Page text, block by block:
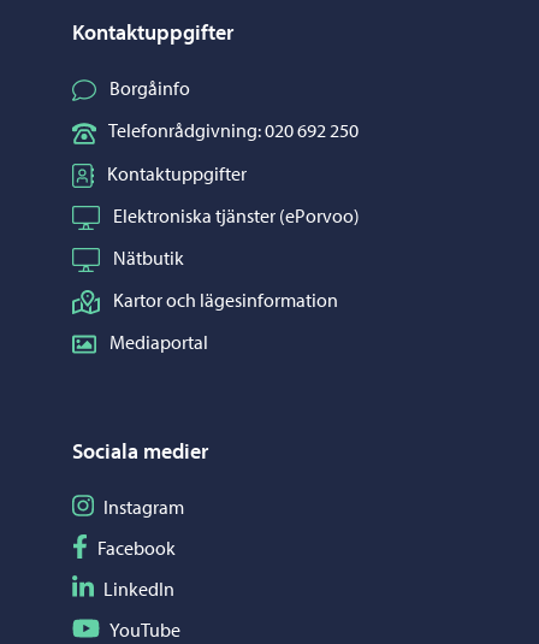
Kontaktuppgifter
Borgåinfo
Telefonrådgivning: 020 692 250
Kontaktuppgifter
Elektroniska tjänster (ePorvoo)
Nätbutik
Kartor och lägesinformation
Mediaportal
Sociala medier
Följ på Instagram
Instagram
Följ på Facebook
Facebook
Följ på LinkedIn
LinkedIn
Följ på YouTube
YouTube